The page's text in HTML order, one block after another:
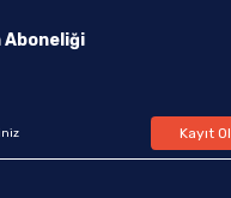
Aboneliği
Kayıt Ol